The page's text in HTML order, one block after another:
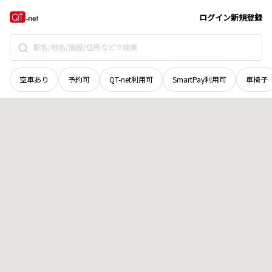
ログイン新規登録
空車あり 予約可 QT-net利用可 SmartPay利用可 車椅子
福井県